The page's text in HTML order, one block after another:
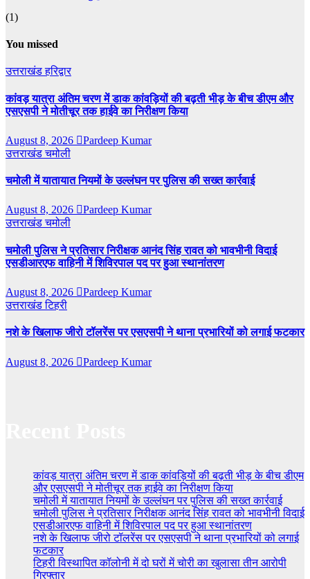
(1)
You missed
उत्तराखंडहरिद्वार
कांवड़ यात्रा अंतिम चरण में डाक कांवड़ियों की बढ़ती भीड़ के बीच डीएम और
एसएसपी ने मोतीचूर तक हाईवे का निरीक्षण किया
August 8, 2026
Pardeep Kumar
उत्तराखंडचमोली
चमोली में यातायात नियमों के उल्लंघन पर पुलिस की सख्त कार्रवाई
August 8, 2026
Pardeep Kumar
उत्तराखंडचमोली
चमोली पुलिस ने प्रतिसार निरीक्षक आनंद सिंह रावत को भावभीनी विदाई
एसडीआरएफ वाहिनी में शिविरपाल पद पर हुआ स्थानांतरण
August 8, 2026
Pardeep Kumar
उत्तराखंडटिहरी
नशे के खिलाफ जीरो टॉलरेंस पर एसएसपी ने थाना प्रभारियों को लगाई फटकार
August 8, 2026 Pardeep Kumar
कांवड़ यात्रा अंतिम चरण में डाक कांवड़ियों की बढ़ती भीड़ के बीच डीएम
और एसएसपी ने मोतीचूर तक हाईवे का निरीक्षण किया
चमोली में यातायात नियमों के उल्लंघन पर पुलिस की सख्त कार्रवाई
चमोली पुलिस ने प्रतिसार निरीक्षक आनंद सिंह रावत को भावभीनी विदाई
एसडीआरएफ वाहिनी में शिविरपाल पद पर हुआ स्थानांतरण
नशे के खिलाफ जीरो टॉलरेंस पर एसएसपी ने थाना प्रभारियों को लगाई
फटकार
टिहरी विस्थापित कॉलोनी में दो घरों में चोरी का खुलासा तीन आरोपी
गिरफ्तार